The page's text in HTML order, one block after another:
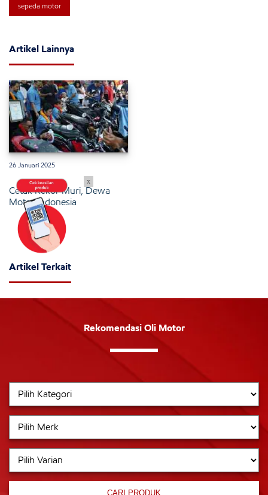
sepeda motor
Artikel Lainnya
26 Januari 2025
Cetak Rekor Muri, Dewa
Motor Indonesia
Artikel Terkait
Rekomendasi Oli Motor
CARI PRODUK
x